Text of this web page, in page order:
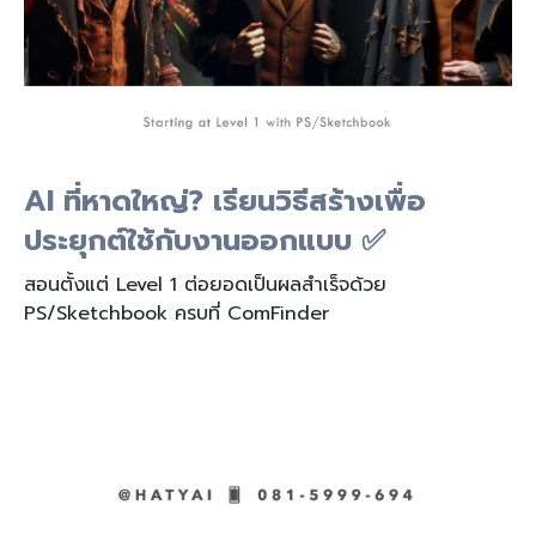
AI ที่หาดใหญ่? เรียนวิธีสร้างเพื่อ
ประยุกต์ใช้กับงานออกแบบ ✅
สอนตั้งแต่ Level 1 ต่อยอดเป็นผลสำเร็จด้วย
PS/Sketchbook ครบที่ ComFinder